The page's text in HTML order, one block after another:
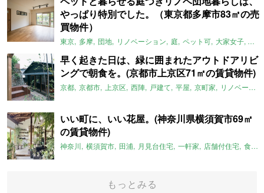
やっぱり特別でした。（東京都多摩市83㎡の売
買物件）
東京 多摩 団地 リノベーション 庭 ペット可 大家女子 団
早く起きた日は、緑に囲まれたアウトドアリビ
ングで朝食を。(京都市上京区71㎡の賃貸物件)
京都 京都市 上京区 西陣 戸建て 平屋 京町家 リノベーション
いい町に、いい花屋。(神奈川県横須賀市69㎡
の賃貸物件)
神奈川 横須賀市 田浦 月見台住宅 一軒家 店舗付住宅 食住近接
もっとみる